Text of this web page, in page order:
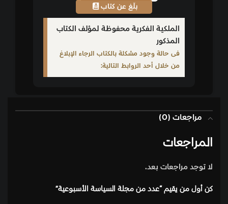
بلّغ عن كتاب
الملكية الفكرية محفوظة لمؤلف الكتاب
المذكور
فى حالة وجود مشكلة بالكتاب الرجاء الإبلاغ
من خلال أحد الروابط التالية:
مراجعات (0)
المراجعات
لا توجد مراجعات بعد.
كن أول من يقيم “عدد من مجلة السياسة الأسبوعية”